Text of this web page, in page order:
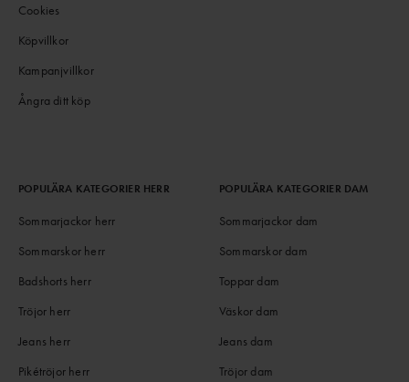
Cookies
Köpvillkor
Kampanjvillkor
Ångra ditt köp
POPULÄRA KATEGORIER HERR
Sommarjackor herr
Sommarskor herr
Badshorts herr
Tröjor herr
Jeans herr
Pikétröjor herr
POPULÄRA KATEGORIER DAM
Sommarjackor dam
Sommarskor dam
Toppar dam
Väskor dam
Jeans dam
Tröjor dam